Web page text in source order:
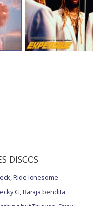
DISCOS
Ride lonesome
G, Baraja bendita